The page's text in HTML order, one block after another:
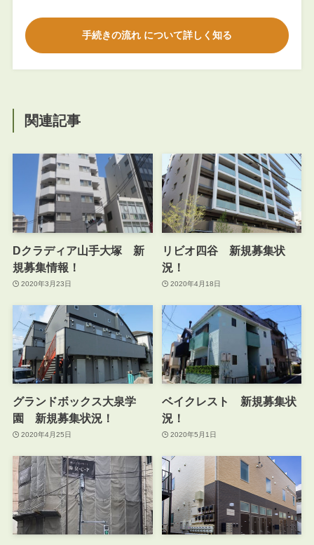
手続きの流れ について詳しく知る
関連記事
Dクラディア山手大塚 新
規募集情報！
2020年3月23日
リビオ四谷 新規募集状
況！
2020年4月18日
グランドボックス大泉学
園 新規募集状況！
2020年4月25日
ベイクレスト 新規募集状
況！
2020年5月1日